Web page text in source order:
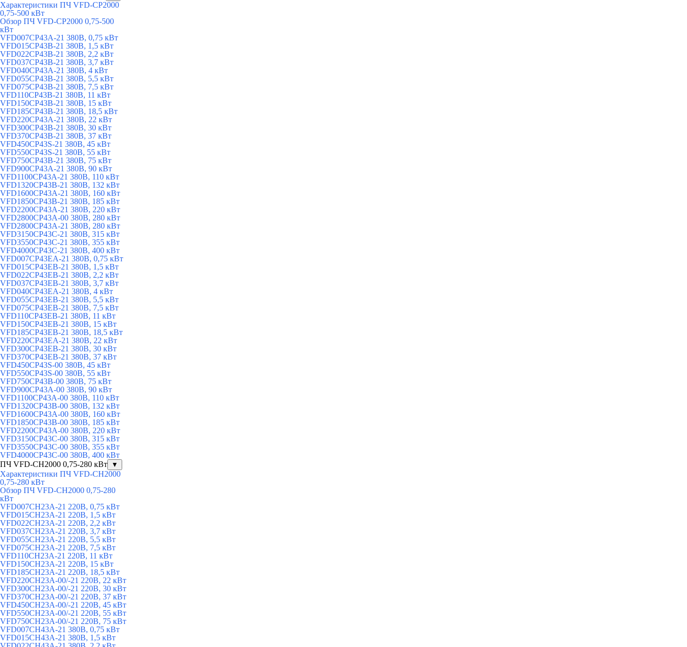
Характеристики ПЧ VFD-CP2000
0,75-500 кВт
Обзор ПЧ VFD-CP2000 0,75-500
кВт
VFD007CP43A-21 380В, 0,75 кВт
VFD015CP43B-21 380В, 1,5 кВт
VFD022CP43B-21 380В, 2,2 кВт
VFD037CP43B-21 380В, 3,7 кВт
VFD040CP43A-21 380В, 4 кВт
VFD055CP43B-21 380В, 5,5 кВт
VFD075CP43B-21 380В, 7,5 кВт
VFD110CP43B-21 380В, 11 кВт
VFD150CP43B-21 380В, 15 кВт
VFD185CP43B-21 380В, 18,5 кВт
VFD220CP43A-21 380В, 22 кВт
VFD300CP43B-21 380В, 30 кВт
VFD370CP43B-21 380В, 37 кВт
VFD450CP43S-21 380В, 45 кВт
VFD550CP43S-21 380В, 55 кВт
VFD750CP43B-21 380В, 75 кВт
VFD900CP43A-21 380В, 90 кВт
VFD1100CP43A-21 380В, 110 кВт
VFD1320CP43B-21 380В, 132 кВт
VFD1600CP43A-21 380В, 160 кВт
VFD1850CP43B-21 380В, 185 кВт
VFD2200CP43A-21 380В, 220 кВт
VFD2800CP43A-00 380В, 280 кВт
VFD2800CP43A-21 380В, 280 кВт
VFD3150CP43C-21 380В, 315 кВт
VFD3550CP43C-21 380В, 355 кВт
VFD4000CP43C-21 380В, 400 кВт
VFD007CP43EA-21 380В, 0,75 кВт
VFD015CP43EB-21 380В, 1,5 кВт
VFD022CP43EB-21 380В, 2,2 кВт
VFD037CP43EB-21 380В, 3,7 кВт
VFD040CP43EA-21 380В, 4 кВт
VFD055CP43EB-21 380В, 5,5 кВт
VFD075CP43EB-21 380В, 7,5 кВт
VFD110CP43EB-21 380В, 11 кВт
VFD150CP43EB-21 380В, 15 кВт
VFD185CP43EB-21 380В, 18,5 кВт
VFD220CP43EA-21 380В, 22 кВт
VFD300CP43EB-21 380В, 30 кВт
VFD370CP43EB-21 380В, 37 кВт
VFD450CP43S-00 380В, 45 кВт
VFD550CP43S-00 380В, 55 кВт
VFD750CP43B-00 380В, 75 кВт
VFD900CP43A-00 380В, 90 кВт
VFD1100CP43A-00 380В, 110 кВт
VFD1320CP43B-00 380В, 132 кВт
VFD1600CP43A-00 380В, 160 кВт
VFD1850CP43B-00 380В, 185 кВт
VFD2200CP43A-00 380В, 220 кВт
VFD3150CP43C-00 380В, 315 кВт
VFD3550CP43C-00 380В, 355 кВт
VFD4000CP43C-00 380В, 400 кВт
ПЧ VFD-CH2000 0,75-280 кВт
▼
Характеристики ПЧ VFD-CH2000
0,75-280 кВт
Обзор ПЧ VFD-CH2000 0,75-280
кВт
VFD007CH23A-21 220В, 0,75 кВт
VFD015CH23A-21 220В, 1,5 кВт
VFD022CH23A-21 220В, 2,2 кВт
VFD037CH23A-21 220В, 3,7 кВт
VFD055CH23A-21 220В, 5,5 кВт
VFD075CH23A-21 220В, 7,5 кВт
VFD110CH23A-21 220В, 11 кВт
VFD150CH23A-21 220В, 15 кВт
VFD185CH23A-21 220В, 18,5 кВт
VFD220CH23A-00/-21 220В, 22 кВт
VFD300CH23A-00/-21 220В, 30 кВт
VFD370CH23A-00/-21 220В, 37 кВт
VFD450CH23A-00/-21 220В, 45 кВт
VFD550CH23A-00/-21 220В, 55 кВт
VFD750CH23A-00/-21 220В, 75 кВт
VFD007CH43A-21 380В, 0,75 кВт
VFD015CH43A-21 380В, 1,5 кВт